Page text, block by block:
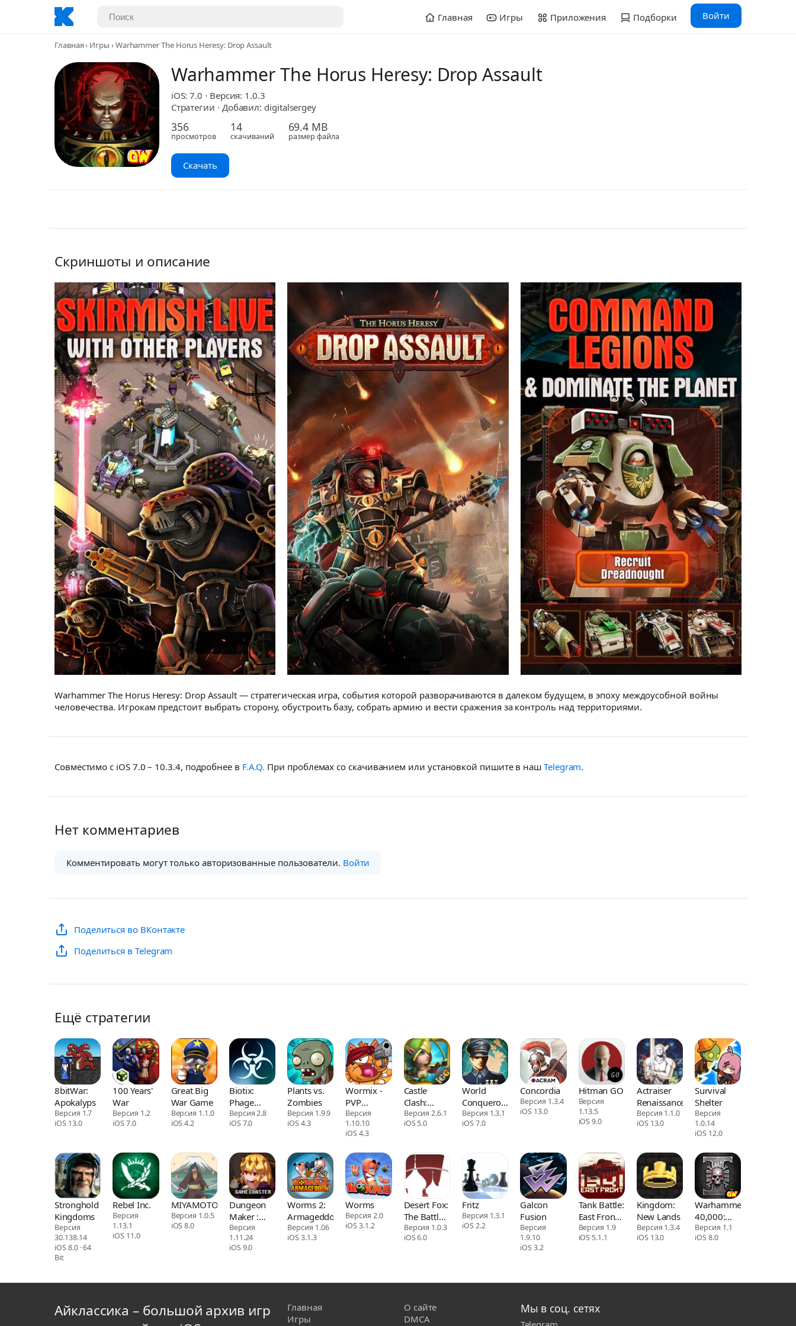
Главная Игры Приложения Подборки Войти
Главная Игры Warhammer The Horus Heresy: Drop Assault
Warhammer The Horus Heresy: Drop Assault
iOS: 7.0 · Версия: 1.0.3
Стратегии · Добавил: digitalsergey
356
просмотров
14
скачиваний
69.4 MB
размер файла
Скачать
Скриншоты и описание
Warhammer The Horus Heresy: Drop Assault — стратегическая игра, события которой разворачиваются в далеком будущем, в эпоху междоусобной войны
человечества. Игрокам предстоит выбрать сторону, обустроить базу, собрать армию и вести сражения за контроль над территориями.
Совместимо с iOS 7.0 – 10.3.4, подробнее в F.A.Q. При проблемах со скачиванием или установкой пишите в нашTelegram.
Нет комментариев
Комментировать могут только авторизованные пользователи. Войти
Поделиться во ВКонтакте
Поделиться в Telegram
Ещё стратегии
8bitWar:
Apokalyps
Версия 1.7
iOS 13.0
100 Years'
War
Версия 1.2
iOS 7.0
Great Big
War Game
Версия 1.1.0
iOS 4.2
Biotix:
Phage
Genesis
Версия 2.8
iOS 7.0
Plants vs.
Zombies
Версия 1.9.9
iOS 4.3
Wormix -
PVP
Multiplayer
Game
Версия
1.10.10
iOS 4.3
Castle
Clash:
Guild
Royale
Версия 2.6.1
iOS 5.0
World
Conqueror
3
Версия 1.3.1
iOS 7.0
Concordia
Версия 1.3.4
iOS 13.0
Hitman GO
Версия
1.13.5
iOS 9.0
Actraiser
Renaissance
Версия 1.1.0
iOS 13.0
Survival
Shelter
Версия
1.0.14
iOS 12.0
Stronghold
Kingdoms
Версия
30.138.14
iOS 8.0 · 64
Bit
Rebel Inc.
Версия
1.13.1
iOS 11.0
MIYAMOTO
Версия 1.0.5
iOS 8.0
Dungeon
Maker :
Dark Lord
Версия
1.11.24
iOS 9.0
Worms 2:
Armageddon
Версия 1.06
iOS 3.1.3
Worms
Версия 2.0
iOS 3.1.2
Desert Fox:
The Battle
of El
Alamein
Версия 1.0.3
iOS 6.0
Fritz
Версия 1.3.1
iOS 2.2
Galcon
Fusion
Версия
1.9.10
iOS 3.2
Tank Battle:
East Front
1941
Версия 1.9
iOS 5.1.1
Kingdom:
New Lands
Версия 1.3.4
iOS 13.0
Warhammer
40,000:
Deathwatch
- Tyranid
Версия 1.1
iOS 8.0
Айклассика – большой архив игр
Главная
Игры
О сайте
DMCA
Мы в соц. сетях